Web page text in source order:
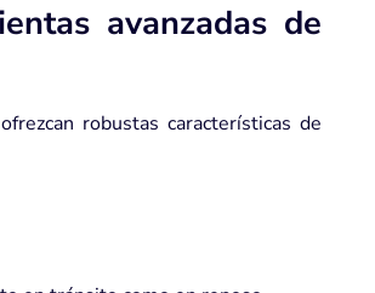
avanzadas de
robustas características de